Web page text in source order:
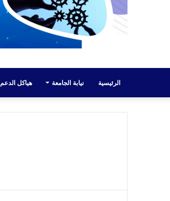
الرئيسية نيابة الجامعة هياكل الدعم